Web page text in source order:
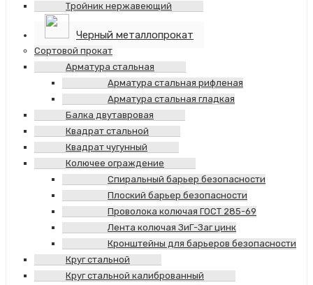
Тройник нержавеющий
Черный металлопрокат
Сортовой прокат
Арматура стальная
Арматура стальная рифленая
Арматура стальная гладкая
Балка двутавровая
Квадрат стальной
Квадрат чугунный
Колючее ограждение
Спиральный барьер безопасности
Плоский барьер безопасности
Проволока колючая ГОСТ 285-69
Лента колючая ЗиГ-Заг цинк
Кронштейны для барьеров безопасности
Круг стальной
Круг стальной калиброванный